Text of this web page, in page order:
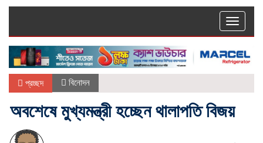
Toggle
প্রচ্ছদ বিনোদন
অবশেষে মুখ্যমন্ত্রী হচ্ছেন থালাপতি বিজয়